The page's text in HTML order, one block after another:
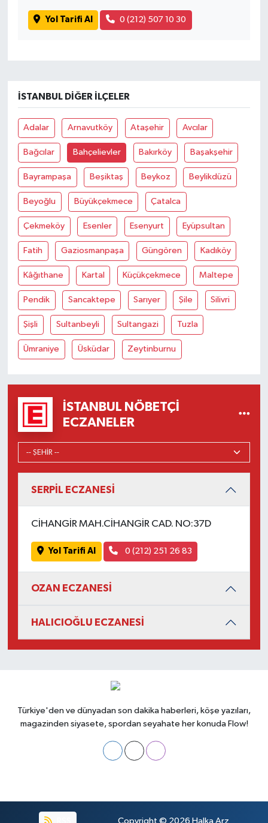
Yol Tarifi Al 0 (212) 507 10 30
İSTANBUL DIĞER İLÇELER
Adalar Arnavutköy Ataşehir Avcılar
Bağcılar Bahçelievler Bakırköy Başakşehir
Bayrampaşa Beşiktaş Beykoz Beylikdüzü
Beyoğlu Büyükçekmece Çatalca
Çekmeköy Esenler Esenyurt Eyüpsultan
Fatih Gaziosmanpaşa Güngören Kadıköy
Kâğıthane Kartal Küçükçekmece Maltepe
Pendik Sancaktepe Sarıyer Şile Silivri
Şişli Sultanbeyli Sultangazi Tuzla
Ümraniye Üsküdar Zeytinburnu
İSTANBUL NÖBETÇI
ECZANELER
SERPİL ECZANESİ
CİHANGİR MAH.CİHANGİR CAD. NO:37D
Yol Tarifi Al 0 (212) 251 26 83
OZAN ECZANESİ
HALICIOĞLU ECZANESİ
Türkiye'den ve dünyadan son dakika haberleri, köşe yazıları,
magazinden siyasete, spordan seyahate her konuda Flow!
Copyright © 2026 Halka Arz